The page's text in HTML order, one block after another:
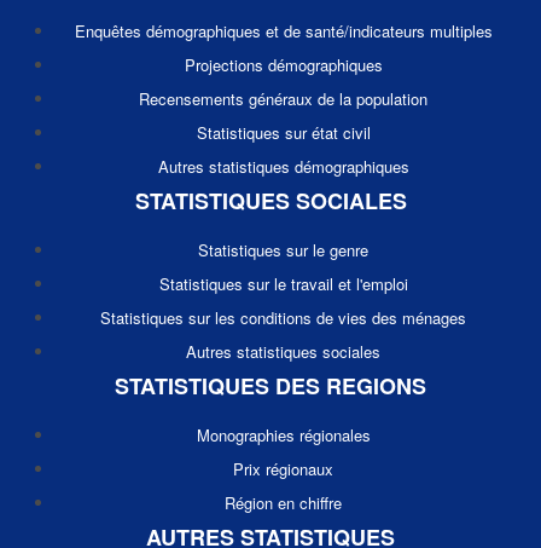
Enquêtes démographiques et de santé/indicateurs multiples
Projections démographiques
Recensements généraux de la population
Statistiques sur état civil
Autres statistiques démographiques
STATISTIQUES SOCIALES
Statistiques sur le genre
Statistiques sur le travail et l'emploi
Statistiques sur les conditions de vies des ménages
Autres statistiques sociales
STATISTIQUES DES REGIONS
Monographies régionales
Prix régionaux
Région en chiffre
AUTRES STATISTIQUES